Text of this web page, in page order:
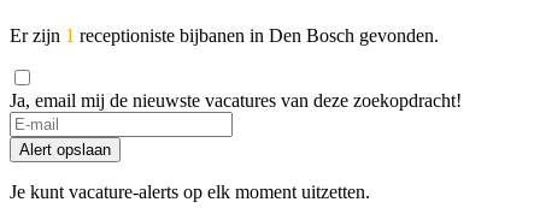
Er zijn 1 receptioniste bijbanen in Den Bosch gevonden.
Ja, email mij de nieuwste vacatures van deze zoekopdracht!
Alert opslaan
Je kunt vacature-alerts op elk moment uitzetten.